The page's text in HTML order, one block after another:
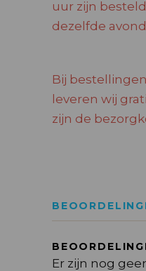
uur zijn
dezelfde
Bij
leveren wij
zijn de
Er zijn nog